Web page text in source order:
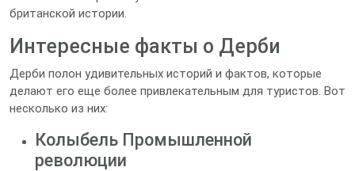
британской истории.
Интересные факты о Дерби
Дерби полон удивительных историй и фактов, которые
делают его еще более привлекательным для туристов. Вот
несколько из них:
Колыбель Промышленной
революции